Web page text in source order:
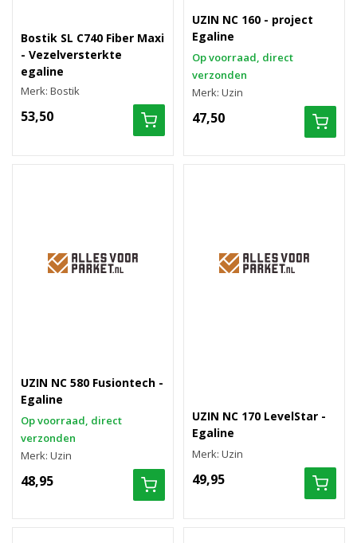
Bostik SL C740 Fiber Maxi
- Vezelversterkte
egaline
Merk: Bostik
53,50
UZIN NC 160 - project
Egaline
Op voorraad, direct
verzonden
Merk: Uzin
47,50
UZIN NC 580 Fusiontech -
Egaline
Op voorraad, direct
verzonden
Merk: Uzin
48,95
UZIN NC 170 LevelStar -
Egaline
Merk: Uzin
49,95